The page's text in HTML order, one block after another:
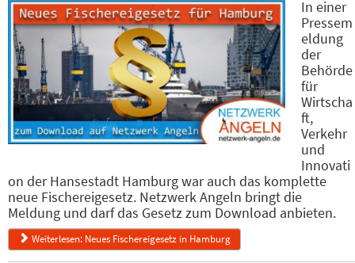
In einer
Pressem
eldung
der
Behörde
für
Wirtscha
ft,
Verkehr
und
Innovati
on der Hansestadt Hamburg war auch das komplette
neue Fischereigesetz. Netzwerk Angeln bringt die
Meldung und darf das Gesetz zum Download anbieten.
Weiterlesen: Neues Fischereigesetz in Hamburg